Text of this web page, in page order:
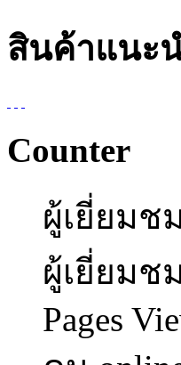
สินค้าแนะ
Counter
ผู้เยี่ยมช
ผู้เยี่ยมช
Pages